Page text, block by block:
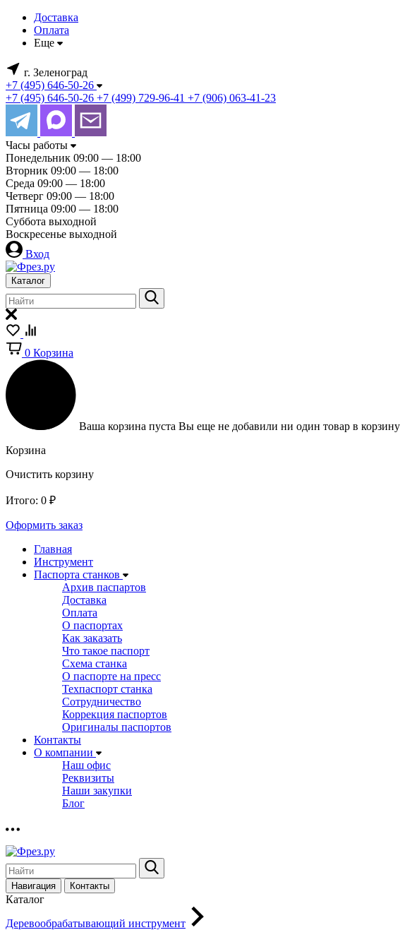
Доставка
Оплата
Еще
г. Зеленоград
+7 (495) 646-50-26
+7 (495) 646-50-26 +7 (499) 729-96-41 +7 (906) 063-41-23
Часы работы
Понедельник 09:00 — 18:00
Вторник 09:00 — 18:00
Среда 09:00 — 18:00
Четверг 09:00 — 18:00
Пятница 09:00 — 18:00
Суббота выходной
Воскресенье выходной
Вход
Каталог
0 Корзина
Ваша корзина пуста Вы еще не добавили ни один товар в корзину
Корзина
Очистить корзину
Итого: 0 ₽
Оформить заказ
Главная
Инструмент
Паспорта станков
Архив паспартов
Доставка
Оплата
О паспортах
Как заказать
Что такое паспорт
Схема станка
О паспорте на пресс
Техпаспорт станка
Сотрудничество
Коррекция паспортов
Оригиналы паспортов
Контакты
О компании
Наш офис
Реквизиты
Наши закупки
Блог
Навигация Контакты
Каталог
Деревообрабатывающий инструмент